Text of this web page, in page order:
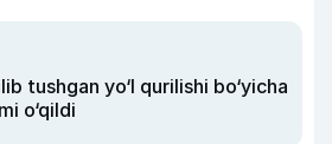
tushgan yo‘l qurilishi bo‘yicha
o‘qildi